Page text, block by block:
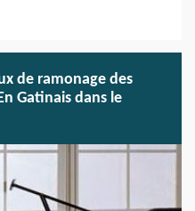
de ramonage des
Gatinais dans le